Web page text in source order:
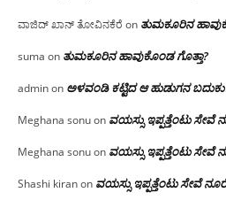
ವಾಜಿದ್ ಖಾನ್ ತೋವಿನಕೆರೆ on ತುಮಕೂರಿನ
suma on ತುಮಕೂರಿನ ಹಾವುಕೊಂಡ ಗೊತ್ತಾ?
adminon ಅಳವಂಡಿ ಕಟ್ಟಿದ ಆ ಹುಡುಗನ
Meghana sonuon ವಯಸ್ಸು ಇಪ್ಪತ್ತೆಂಟು ಸೇವೆ
Meghana sonuon ವಯಸ್ಸು ಇಪ್ಪತ್ತೆಂಟು ಸೇವೆ
Shashi kiranon ವಯಸ್ಸು ಇಪ್ಪತ್ತೆಂಟು ಸೇವೆ